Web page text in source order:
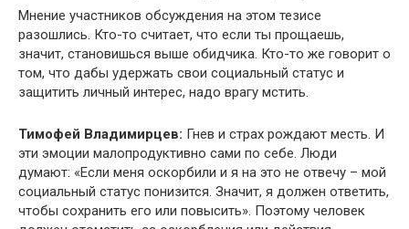
Мнение участников обсуждения на этом тезисе
разошлись. Кто-то считает, что если ты прощаешь,
значит, становишься выше обидчика. Кто-то же говорит о
том, что дабы удержать свои социальный статус и
защитить личный интерес, надо врагу мстить.
Тимофей Владимирцев: Гнев и страх рождают месть. И
эти эмоции малопродуктивно сами по себе. Люди
думают: «Если меня оскорбили и я на это не отвечу – мой
социальный статус понизится. Значит, я должен ответить,
чтобы сохранить его или повысить». Поэтому человек